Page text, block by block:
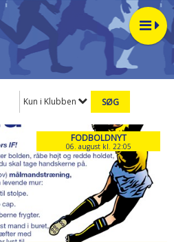
Kun i Klubben
FODBOLDNYT
06. august kl. 22:05